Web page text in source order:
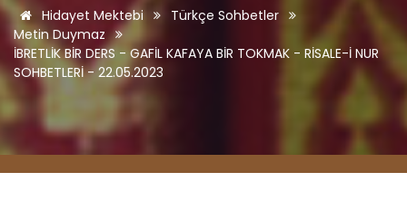
Hidayet Mektebi
Türkçe Sohbetler
Metin Duymaz
İBRETLİK BİR DERS - GAFİL KAFAYA BİR TOKMAK - RİSALE-İ NUR
SOHBETLERİ - 22.05.2023